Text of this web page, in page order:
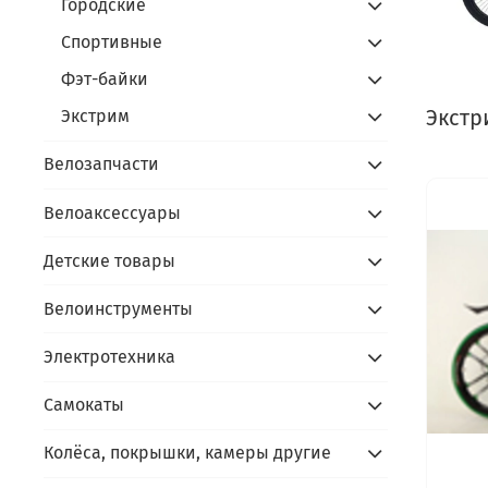
Городские
Спортивные
Фэт-байки
Экстрим
Велозапчасти
Велоаксессуары
Детские товары
Велоинструменты
Электротехника
Самокаты
Колёса, покрышки, камеры другие